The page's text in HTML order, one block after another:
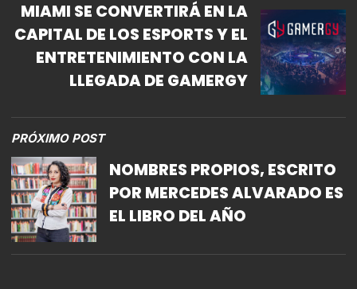
MIAMI SE CONVERTIRÁ EN LA
CAPITAL DE LOS ESPORTS Y EL
ENTRETENIMIENTO CON LA
LLEGADA DE GAMERGY
PRÓXIMO POST
NOMBRES PROPIOS, ESCRITO
POR MERCEDES ALVARADO ES
EL LIBRO DEL AÑO